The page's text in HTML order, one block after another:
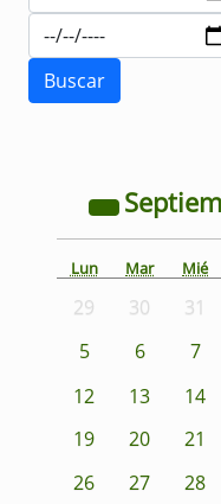
Lun Mar Mié
29 30 31
5
6 7
12
13 14
19
20 21
26
27 28